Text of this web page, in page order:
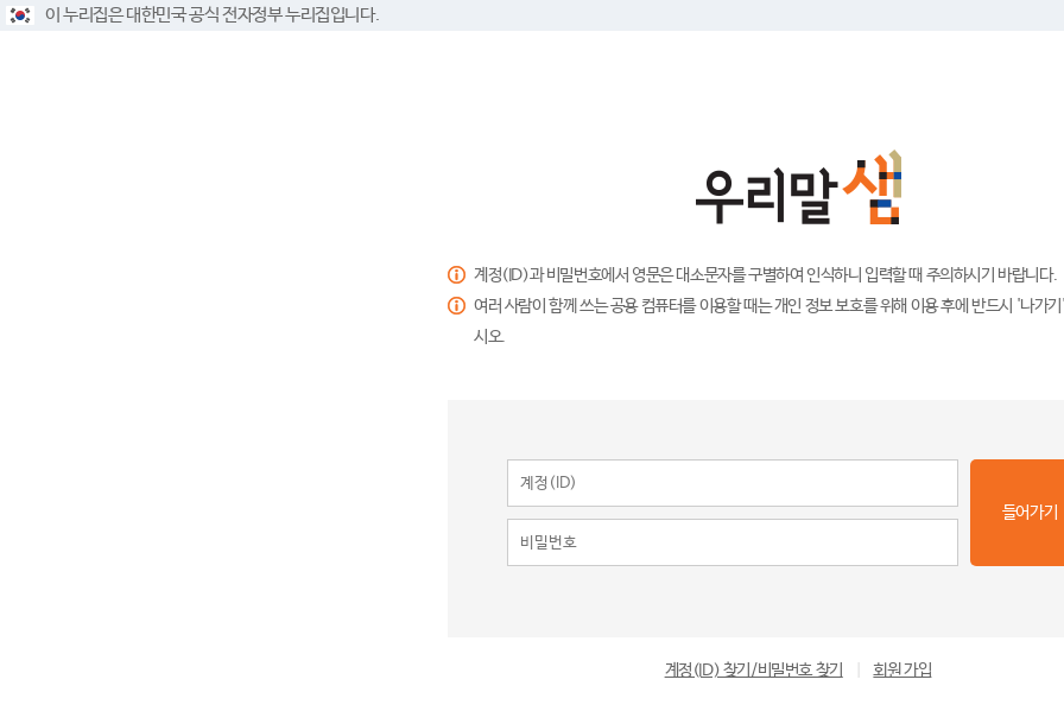
이 누리집은 대한민국 공식 전자정부 누리집입니다.
계정(ID)과 비밀번호에서 영문은 대소문자를 구별하여 인식하니 입력할 때 주의하시기 바랍니다.
여러 사람이 함께 쓰는 공용 컴퓨터를 이용할 때는 개인 정보 보호를 위해 이용 후에 반드시 '나가
시오.
들어가기
계정(ID) 찾기/비밀번호 찾기 회원 가입